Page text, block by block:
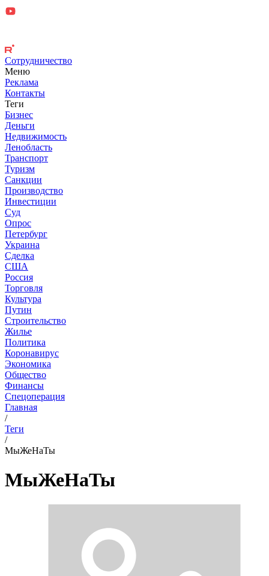
Сотрудничество
Меню
Реклама
Контакты
Теги
Бизнес
Деньги
Недвижимость
Ленобласть
Транспорт
Туризм
Санкции
Производство
Инвестиции
Суд
Опрос
Петербург
Украина
Сделка
США
Россия
Торговля
Культура
Путин
Строительство
Жилье
Политика
Коронавирус
Экономика
Общество
Финансы
Спецоперация
Главная
/
Теги
/
МыЖеНаТы
МыЖеНаТы